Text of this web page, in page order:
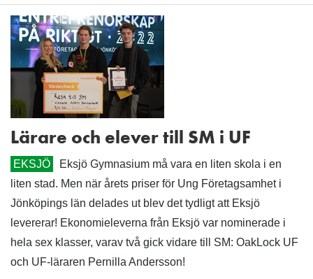
Lärare och elever till SM i UF
EKSJÖ
Eksjö Gymnasium må vara en liten skola i en
liten stad. Men när årets priser för Ung Företagsamhet i
Jönköpings län delades ut blev det tydligt att Eksjö
levererar! Ekonomieleverna från Eksjö var nominerade i
hela sex klasser, varav två gick vidare till SM: OakLock UF
och UF-läraren Pernilla Andersson!